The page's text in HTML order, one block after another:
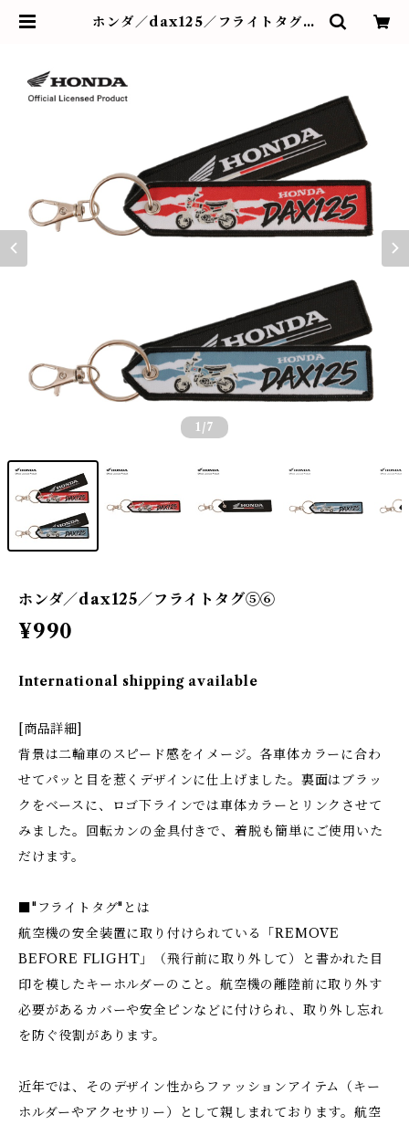
ホンダ／dax125／フライトタグ⑤
1 /7
ホンダ／dax125／フライトタグ⑤⑥
¥990
International shipping available
[商品詳細]
背景は二輪車のスピード感をイメージ。各車体カラーに合わ
せてパッと目を惹くデザインに仕上げました。裏面はブラッ
クをベースに、ロゴ下ラインでは車体カラーとリンクさせて
みました。回転カンの金具付きで、着脱も簡単にご使用いた
だけます。
■"フライトタグ"とは
航空機の安全装置に取り付けられている「REMOVE
BEFORE FLIGHT」（飛行前に取り外して）と書かれた目
印を模したキーホルダーのこと。航空機の離陸前に取り外す
必要があるカバーや安全ピンなどに付けられ、取り外し忘れ
を防ぐ役割があります。
近年では、そのデザイン性からファッションアイテム（キー
ホルダーやアクセサリー）として親しまれております。航空